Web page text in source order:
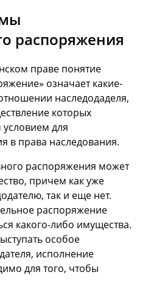
распоряжения
праве понятие
означает какие-
наследодаделя,
которых
условием для
в права наследования.
распоряжения может
причем как уже
так и еще нет.
распоряжение
какого-либо имущества.
особое
исполнение
для того, чтобы